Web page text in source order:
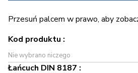
Przesuń palcem w prawo, aby
Kod produktu :
Nie wybrano niczego
Łańcuch DIN 8187 :